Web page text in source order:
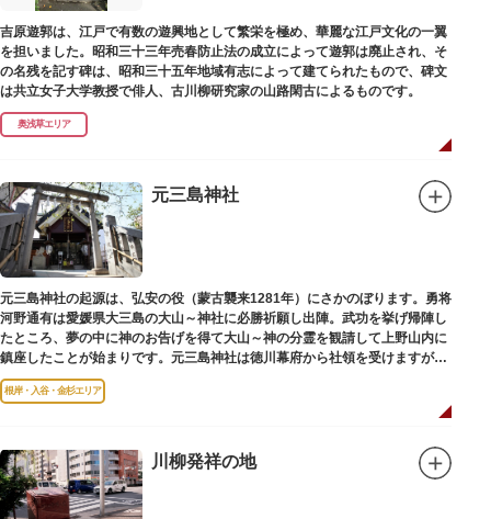
吉原遊郭は、江戸で有数の遊興地として繁栄を極め、華麗な江戸文化の一翼
を担いました。昭和三十三年売春防止法の成立によって遊郭は廃止され、そ
の名残を記す碑は、昭和三十五年地域有志によって建てられたもので、碑文
は共立女子大学教授で俳人、古川柳研究家の山路閑古によるものです。
奥浅草エリア
元三島神社
元三島神社の起源は、弘安の役（蒙古襲来1281年）にさかのぼります。勇将
河野通有は愛媛県大三島の大山～神社に必勝祈願し出陣。武功を挙げ帰陣し
たところ、夢の中に神のお告げを得て大山～神の分霊を観請して上野山内に
鎮座したことが始まりです。元三島神社は徳川幕府から社領を受けますが、
御用地となったために上野から浅草へ移転し、現在の地に至ります。
根岸・入谷・金杉エリア
川柳発祥の地